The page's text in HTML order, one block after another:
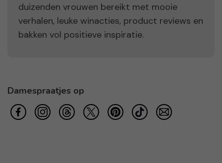
duizenden vrouwen bereikt met mooie
verhalen, leuke winacties, product reviews en
bakken vol positieve inspiratie.
Damespraatjes op